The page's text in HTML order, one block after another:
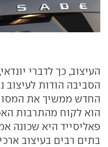
העיצוב, כך לדברי
הסביבה הודות לעיצוב
החדש ממשיך את
הוא לקוח מהתרבות
פאליסייד היא שכונה
בתים רבים בעיצוב